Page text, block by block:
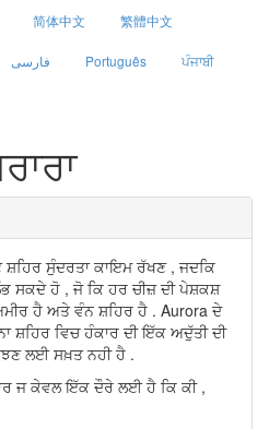
简体中文 繁體中文
فارسی Português ਪੰਜਾਬੀ
ਸੁੰਦਰਤਾ ਕਾਇਮ ਰੱਖਣ , ਜਦਕਿ
ਸਕਦੇ ਹੋ , ਜੋ ਕਿ ਹਰ ਚੀਜ਼ ਦੀ ਪੇਸ਼ਕਸ਼
ਹੈ ਅਤੇ ਵੰਨ ਸ਼ਹਿਰ ਹੈ . Aurora ਦੇ
ਸ਼ਹਿਰ ਵਿਚ ਹੰਕਾਰ ਦੀ ਇੱਕ ਅਦੁੱਤੀ ਦੀ
ਲਈ ਸਖ਼ਤ ਨਹੀ ਹੈ .
ਜ ਕੇਵਲ ਇੱਕ ਦੌਰੇ ਲਈ ਹੈ ਕਿ ਕੀ ,